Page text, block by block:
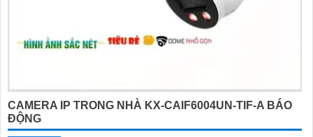
CAMERA IP TRONG NHÀ KX-CAIF6004UN-TIF-A BÁO
ĐỘNG